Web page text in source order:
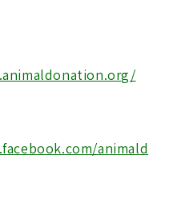
animald